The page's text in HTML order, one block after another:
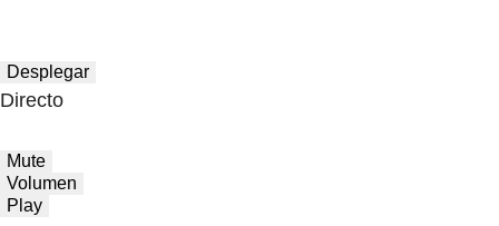
Desplegar
Directo
Mute
Volumen
Play